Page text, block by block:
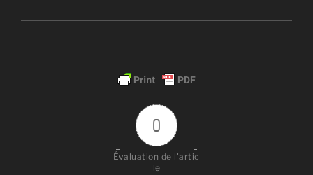
0
Évaluation de l'artic
le